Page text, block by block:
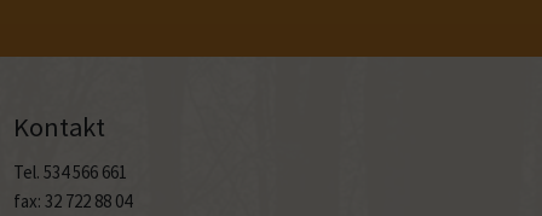
Kontakt
Tel. 534 566 661
fax: 32 722 88 04